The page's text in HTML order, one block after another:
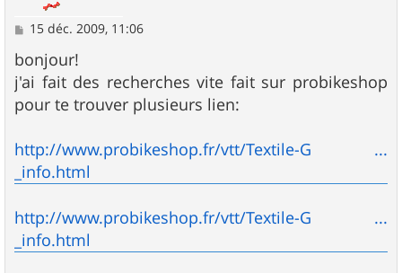
M
s
s
a
g
e
15 déc. 2009, 11:06
bonjour!
j'ai fait des recherches vite fait sur probikeshop
pour te trouver plusieurs lien:
http://www.probikeshop.fr/vtt/Textile-G ...
_info.html
http://www.probikeshop.fr/vtt/Textile-G ...
_info.html